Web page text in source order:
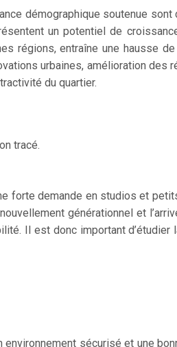
démographique soutenue
un potentiel de
régions, entraîne une hausse
urbaines, amélioration des
du quartier.
tracé.
forte demande en studios et
générationnel et
Il est donc important d’étudier
environnement sécurisé et une